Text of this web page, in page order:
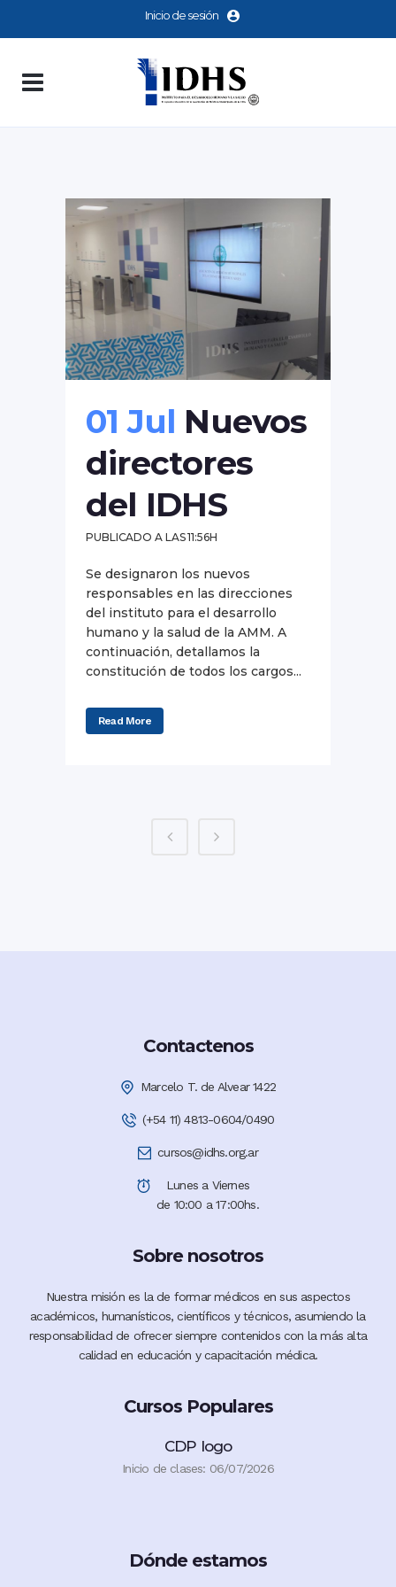
Inicio de sesión
01 Jul Nuevos
directores
del IDHS
PUBLICADO A LAS 11:56H
Se designaron los nuevos
responsables en las direcciones
del instituto para el desarrollo
humano y la salud de la AMM. A
continuación, detallamos la
constitución de todos los cargos...
Read More
Contactenos
Marcelo T. de Alvear 1422
(+54 11) 4813-0604/0490
cursos@idhs.org.ar
Lunes a Viernes
de 10:00 a 17:00hs.
Sobre nosotros
Nuestra misión es la de formar médicos en sus aspectos
académicos, humanísticos, científicos y técnicos, asumiendo la
responsabilidad de ofrecer siempre contenidos con la más alta
calidad en educación y capacitación médica.
Cursos Populares
CDP logo
Inicio de clases: 06/07/2026
Dónde estamos